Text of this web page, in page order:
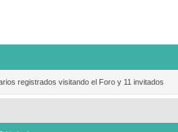
registrados visitando el Foro y 11 invitados